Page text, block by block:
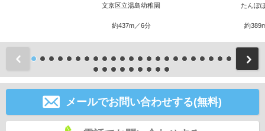
文京区立湯島幼稚園
約437m／6分
たんぽ
約
前
メールでお問い合わせする(無料)